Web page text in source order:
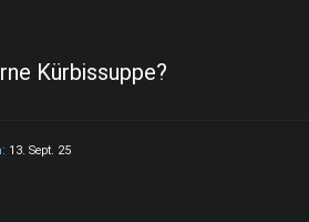
Kürbissuppe?
13. Sept. 25